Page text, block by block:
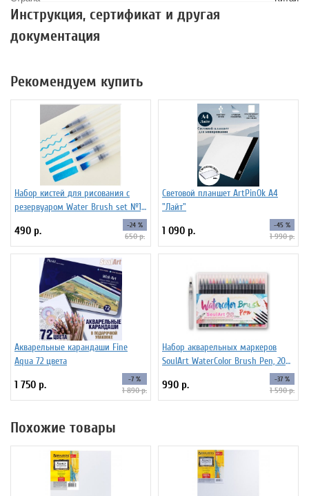
Инструкция, сертификат и другая
документация
Рекомендуем купить
Набор кистей для рисования c
резервуаром Water Brush set №1,
490 р. -24 %
650 р.
Световой планшет ArtPinOk А4
"Лайт"
1 090 р. -45 %
1 990 р.
Акварельные карандаши Fine
Aqua 72 цвета
1 750 р. -7 %
1 890 р.
Набор акварельных маркеров
SoulArt WaterColor Brush Pen, 20
990 р. -37 %
1 590 р.
Похожие товары